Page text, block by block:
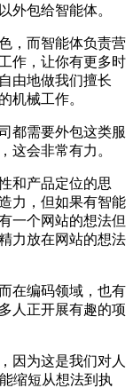
外包给智能体。
，而智能体负责营
作，让你有更多时
由地做我们擅长
机械工作。
需要外包这类服
这会非常有力。
和产品定位的思
力，但如果有智能
一个网站的想法但
力放在网站的想法
在编码领域，也有
人正开展有趣的项
因为这是我们对人
缩短从想法到执